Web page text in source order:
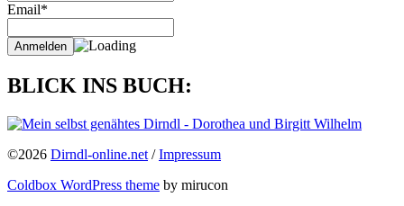
Email*
BLICK INS BUCH:
©2026 Dirndl-online.net /Impressum
Coldbox WordPress theme by mirucon